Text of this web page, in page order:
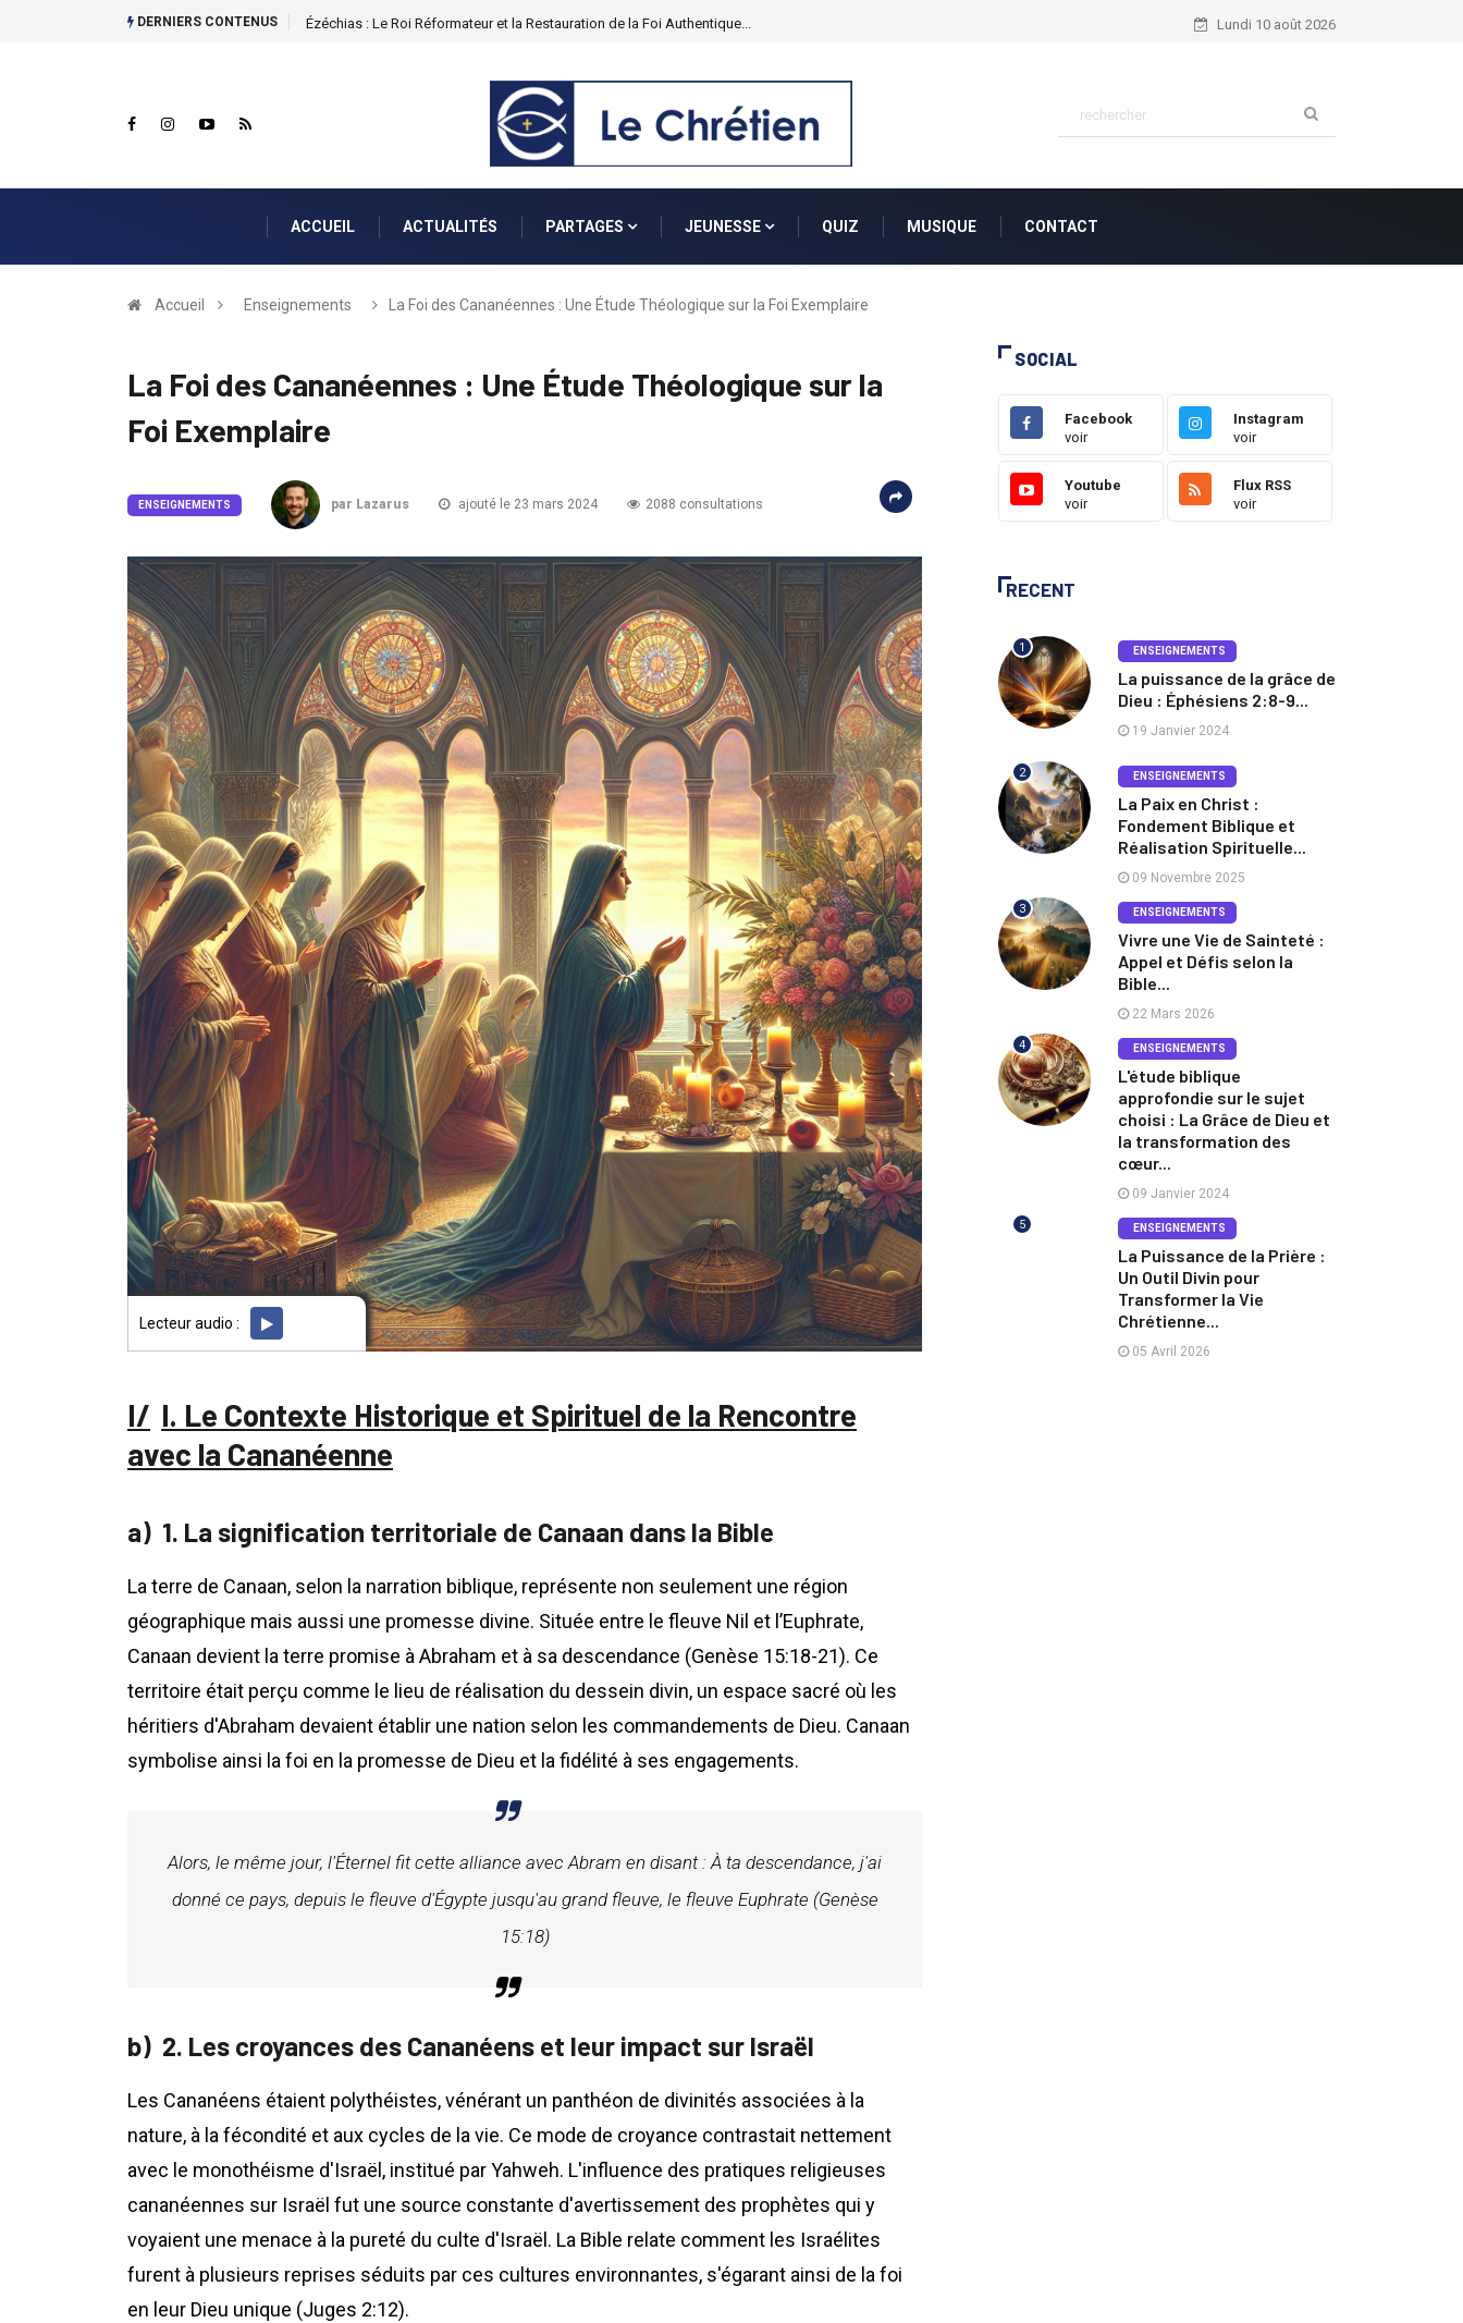
DERNIERS CONTENUS La Nouvelle Création en Christ : Vivre une Vie Transformée... Philippiens 4:6...
Lundi 10 août 2026
ACCUEIL ACTUALITÉS PARTAGES JEUNESSE QUIZ MUSIQUE CONTACT
Accueil Enseignements La Foi des Cananéennes : Une Étude Théologique sur la Foi Exemplaire
La Foi des Cananéennes : Une Étude Théologique sur la
Foi Exemplaire
ENSEIGNEMENTS par Lazarus ajouté le 23 mars 2024 2088 consultations
Lecteur audio :
I. Le Contexte Historique et Spirituel de la Rencontre
avec la Cananéenne
1. La signification territoriale de Canaan dans la Bible
La terre de Canaan, selon la narration biblique, représente non seulement une région
géographique mais aussi une promesse divine. Située entre le fleuve Nil et l’Euphrate,
Canaan devient la terre promise à Abraham et à sa descendance (Genèse 15:18-21). Ce
territoire était perçu comme le lieu de réalisation du dessein divin, un espace sacré où les
héritiers d'Abraham devaient établir une nation selon les commandements de Dieu. Canaan
symbolise ainsi la foi en la promesse de Dieu et la fidélité à ses engagements.
Alors, le même jour, l'Éternel fit cette alliance avec Abram en disant : À ta descendance, j'ai
donné ce pays, depuis le fleuve d'Égypte jusqu'au grand fleuve, le fleuve Euphrate (Genèse
15:18)
2. Les croyances des Cananéens et leur impact sur Israël
Les Cananéens étaient polythéistes, vénérant un panthéon de divinités associées à la
nature, à la fécondité et aux cycles de la vie. Ce mode de croyance contrastait nettement
avec le monothéisme d'Israël, institué par Yahweh. L'influence des pratiques religieuses
cananéennes sur Israël fut une source constante d'avertissement des prophètes qui y
voyaient une menace à la pureté du culte d'Israël. La Bible relate comment les Israélites
furent à plusieurs reprises séduits par ces cultures environnantes, s'égarant ainsi de la foi
en leur Dieu unique (Juges 2:12).
SOCIAL
Facebook
voir
Instagram
voir
Youtube
voir
Flux RSS
voir
RECENT
1 ENSEIGNEMENTS
La puissance de la grâce de
Dieu : Éphésiens 2:8-9...
19 Janvier 2024
2 ENSEIGNEMENTS
La Paix en Christ :
Fondement Biblique et
Réalisation Spirituelle...
09 Novembre 2025
3 ENSEIGNEMENTS
Vivre une Vie de Sainteté :
Appel et Défis selon la
Bible...
22 Mars 2026
4 ENSEIGNEMENTS
L'étude biblique
approfondie sur le sujet
choisi : La Grâce de Dieu et
la transformation des
cœur...
09 Janvier 2024
5 ENSEIGNEMENTS
La Puissance de la Prière :
Un Outil Divin pour
Transformer la Vie
Chrétienne...
05 Avril 2026